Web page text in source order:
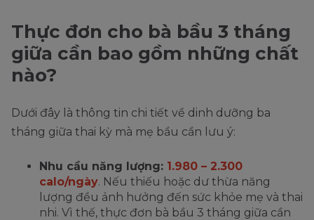
Thực đơn cho bà bầu 3 tháng
giữa cần bao gồm những chất
nào?
Dưới đây là thông tin chi tiết về dinh dưỡng ba
tháng giữa thai kỳ mà mẹ bầu cần lưu ý:
Nhu cầu năng lượng: 1.980 – 2.300
calo/ngày. Nếu thiếu hoặc dư thừa năng
lượng đều ảnh hưởng đến sức khỏe mẹ và thai
nhi. Vì thế, thực đơn bà bầu 3 tháng giữa cần